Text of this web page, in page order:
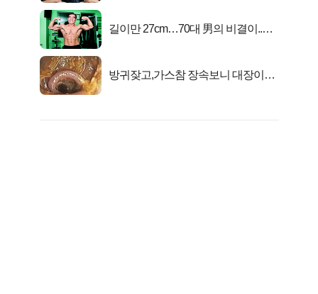
길이만 27cm…70대 男의 비결이..충
방귀잦고,가스참 장속보니 대장이아